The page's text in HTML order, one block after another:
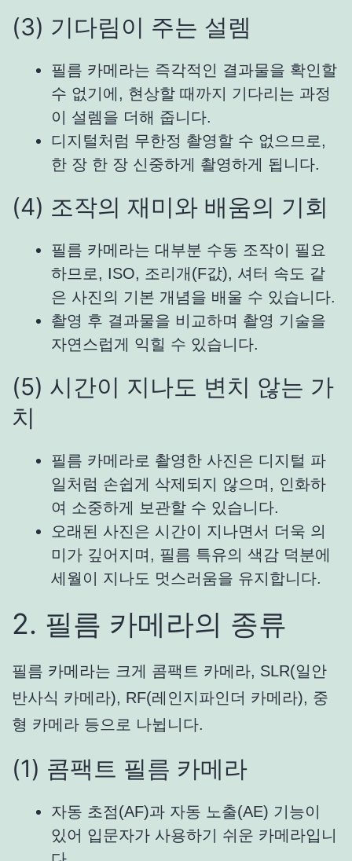
(3) 기다림이 주는 설렘
필름 카메라는 즉각적인 결과물을 확인할
수 없기에, 현상할 때까지 기다리는 과정
이 설렘을 더해 줍니다.
디지털처럼 무한정 촬영할 수 없으므로,
한 장 한 장 신중하게 촬영하게 됩니다.
(4) 조작의 재미와 배움의 기회
필름 카메라는 대부분 수동 조작이 필요
하므로, ISO, 조리개(F값), 셔터 속도 같
은 사진의 기본 개념을 배울 수 있습니다.
촬영 후 결과물을 비교하며 촬영 기술을
자연스럽게 익힐 수 있습니다.
(5) 시간이 지나도 변치 않는 가
치
필름 카메라로 촬영한 사진은 디지털 파
일처럼 손쉽게 삭제되지 않으며, 인화하
여 소중하게 보관할 수 있습니다.
오래된 사진은 시간이 지나면서 더욱 의
미가 깊어지며, 필름 특유의 색감 덕분에
세월이 지나도 멋스러움을 유지합니다.
2. 필름 카메라의 종류
필름 카메라는 크게 콤팩트 카메라, SLR(일안
반사식 카메라), RF(레인지파인더 카메라), 중
형 카메라 등으로 나뉩니다.
(1) 콤팩트 필름 카메라
자동 초점(AF)과 자동 노출(AE) 기능이
있어 입문자가 사용하기 쉬운 카메라입니